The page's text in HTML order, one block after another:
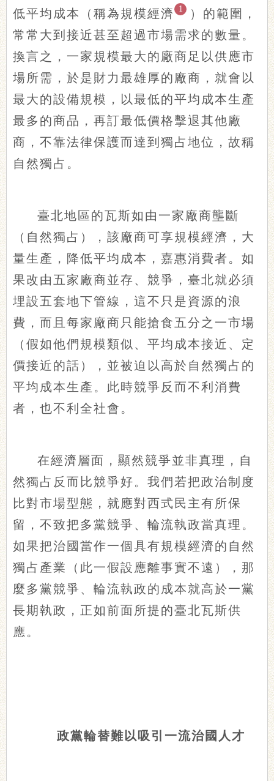
低平均成本（稱為規模經濟
1
）的範圍，
常常大到接近甚至超過市場需求的數量。
換言之，一家規模最大的廠商足以供應市
場所需，於是財力最雄厚的廠商，就會以
最大的設備規模，以最低的平均成本生產
最多的商品，再訂最低價格擊退其他廠
商，不靠法律保護而達到獨占地位，故稱
自然獨占。
臺北地區的瓦斯如由一家廠商壟斷
（自然獨占），該廠商可享規模經濟，大
量生產，降低平均成本，嘉惠消費者。如
果改由五家廠商並存、競爭，臺北就必須
埋設五套地下管線，這不只是資源的浪
費，而且每家廠商只能搶食五分之一市場
（假如他們規模類似、平均成本接近、定
價接近的話），並被迫以高於自然獨占的
平均成本生產。此時競爭反而不利消費
者，也不利全社會。
在經濟層面，顯然競爭並非真理，自
然獨占反而比競爭好。我們若把政治制度
比對市場型態，就應對西式民主有所保
留，不致把多黨競爭、輪流執政當真理。
如果把治國當作一個具有規模經濟的自然
獨占產業（此一假設應離事實不遠），那
麼多黨競爭、輪流執政的成本就高於一黨
長期執政，正如前面所提的臺北瓦斯供
應。
政黨輪替難以吸引一流治國人才